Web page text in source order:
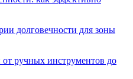
долговечности для зоны
ручных инструментов до